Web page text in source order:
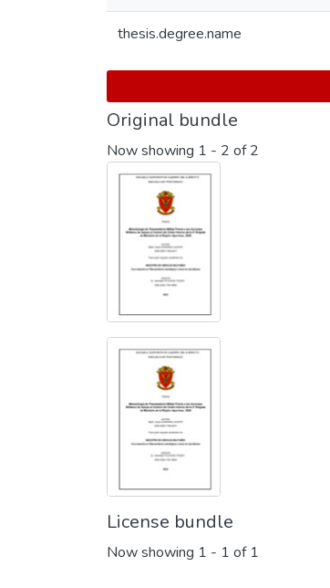
thesis.degree.name
Original bundle
Now showing 1 - 2 of 2
License bundle
Now showing 1 - 1 of 1